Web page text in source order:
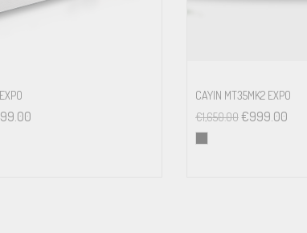
CAYIN MT35MK2 EXPO
€1,650.00 €999.00